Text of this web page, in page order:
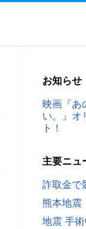
お知らせ
映画『あ
い。』オ
ト！
主要ニュ
詐取金で
熊本地震
地震 手